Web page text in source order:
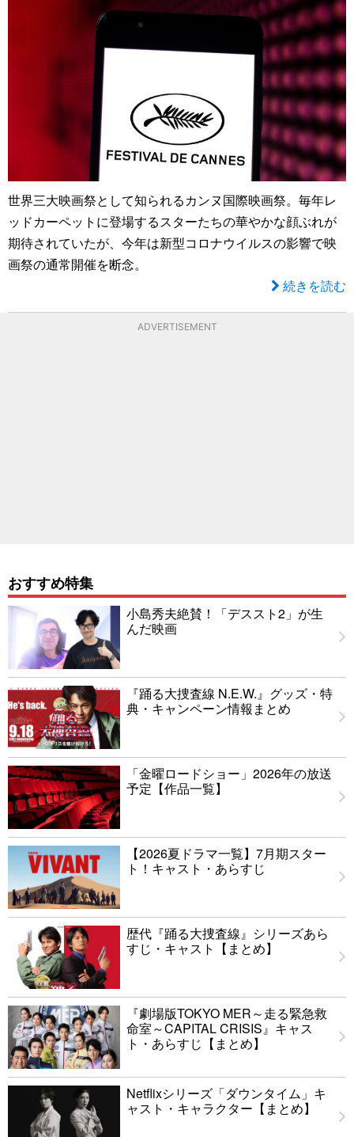
世界三大映画祭として知られるカンヌ国際映画祭。毎年レ
ッドカーペットに登場するスターたちの華やかな顔ぶれが
期待されていたが、今年は新型コロナウイルスの影響で映
画祭の通常開催を断念。
続きを読む
ADVERTISEMENT
おすすめ特集
小島秀夫絶賛！「デススト2」が生
んだ映画
『踊る大捜査線 N.E.W.』グッズ・特
典・キャンペーン情報まとめ
「金曜ロードショー」2026年の放送
予定【作品一覧】
【2026夏ドラマ一覧】7月期スター
ト！キャスト・あらすじ
歴代『踊る大捜査線』シリーズあら
すじ・キャスト【まとめ】
『劇場版TOKYO MER～走る緊急救
命室～CAPITAL CRISIS』キャス
ト・あらすじ【まとめ】
Netflixシリーズ「ダウンタイム」キ
ャスト・キャラクター【まとめ】